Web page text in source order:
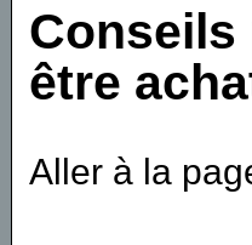
Conseils
être
Aller à la